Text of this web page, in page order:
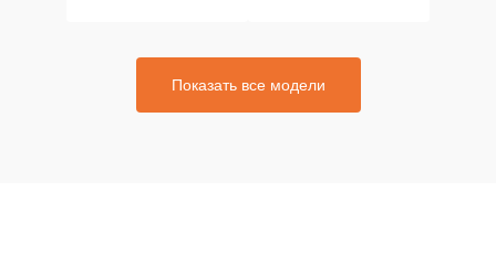
Показать все модели